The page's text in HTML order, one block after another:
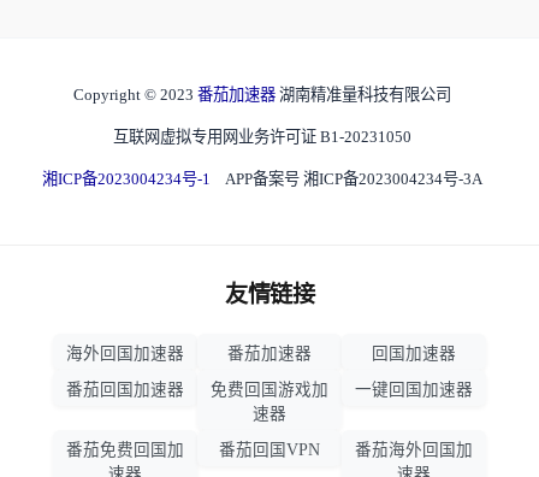
Copyright © 2023 番茄加速器 湖南精准量科技有限公司
互联网虚拟专用网业务许可证 B1-20231050
湘ICP备2023004234号-1 APP备案号 湘ICP备2023004234号-3A
友情链接
海外回国加速器 番茄加速器
回国加速器
番茄回国加速器
免费回国游戏加
速器
一键回国加速器
番茄免费回国加
番茄回国VPN
番茄海外回国加